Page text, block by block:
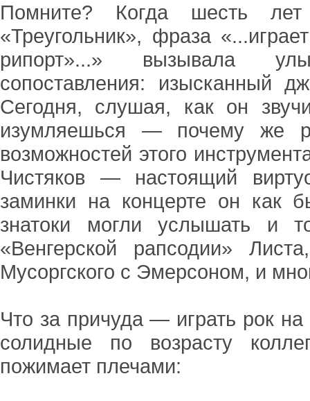
Помните? Когда шесть
«Треугольник», фраза
рипорт»...» вызывала
сопоставления: изысканный
Сегодня, слушая, как он
изумляешься — почему же
возможностей этого
Чистяков — настоящий
заминки на концерте он как
знатоки могли услышать и
«Венгерской рапсодии»
Мусоргского с Эмерсоном, и
Что за причуда — играть рок
солидные по возрасту
пожимает плечами: